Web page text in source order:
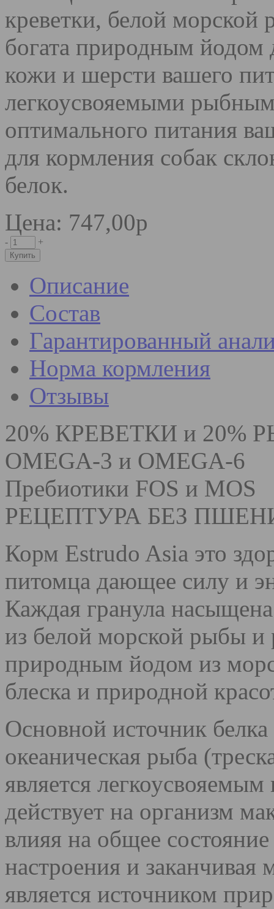
креветки, белой
богата природным йодом
кожи и шерсти вашего
легкоусвояемыми
оптимального питания
для кормления собак
белок.
Цена: 747,00р
- +
Описание
Состав
Гарантированный
Норма кормления
Отзывы
20% КРЕВЕТКИ и 20%
OMEGA-3 и OMEGA-6
Пребиотики FOS и MOS
РЕЦЕПТУРА БЕЗ
Корм Estrudo Asia это
питомца дающее силу и
Каждая гранула
из белой морской рыбы и
природным йодом из
блеска и природной
Основной источник белка
океаническая рыба
является
действует на организм
влияя на общее
настроения и
является источником